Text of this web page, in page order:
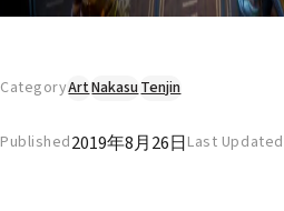
CategoryArtNakasuTenjin
Published2019年8月26日Last Updated